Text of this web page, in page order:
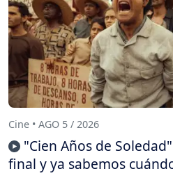
Cine • AGO 5 / 2026
"Cien Años de
final y ya sabemos